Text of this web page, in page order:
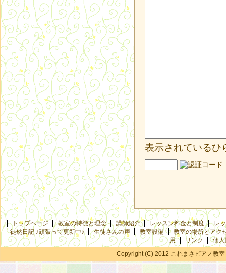
表示されているひ
トップページ 教室の特徴と理念 講師紹介 レッスン料金と制度
レ
徒然日記 ♪頑張って更新中♪
生徒さんの声 教室設備
教室の場所とアク
用
リンク
個
Copyright (C) 2012 これまさピアノ教